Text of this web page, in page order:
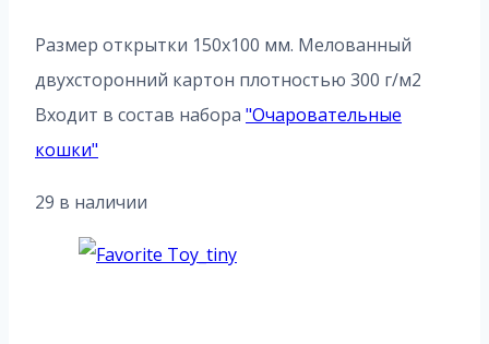
Размер открытки 150х100 мм. Мелованный
двухсторонний картон плотностью 300 г/м2
Входит в состав набора "Очаровательные
кошки"
29 в наличии